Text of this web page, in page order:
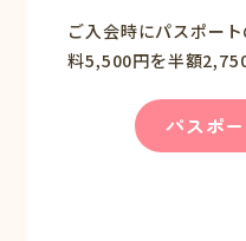
ご入会時にパスポー
料5,500円を半額
パスポ